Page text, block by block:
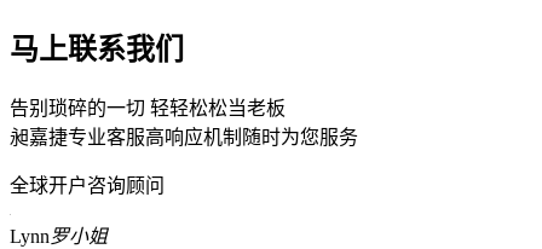
马上联系我们
告别琐碎的一切 轻轻松松当老板
昶嘉捷专业客服高响应机制随时为您服务
全球开户咨询顾问
Lynn罗小姐